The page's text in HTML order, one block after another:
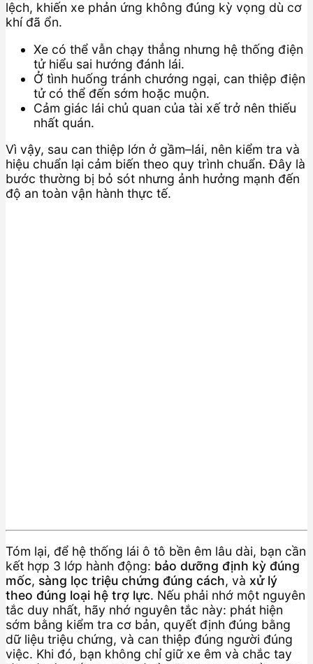
lệch, khiến xe phản ứng không đúng kỳ vọng dù cơ
khí đã ổn.
Xe có thể vẫn chạy thẳng nhưng hệ thống điện
tử hiểu sai hướng đánh lái.
Ở tình huống tránh chướng ngại, can thiệp điện
tử có thể đến sớm hoặc muộn.
Cảm giác lái chủ quan của tài xế trở nên thiếu
nhất quán.
Vì vậy, sau can thiệp lớn ở gầm–lái, nên kiểm tra và
hiệu chuẩn lại cảm biến theo quy trình chuẩn. Đây là
bước thường bị bỏ sót nhưng ảnh hưởng mạnh đến
độ an toàn vận hành thực tế.
Tóm lại, để hệ thống lái ô tô bền êm lâu dài, bạn cần
kết hợp 3 lớp hành động: bảo dưỡng định kỳ đúng
mốc, sàng lọc triệu chứng đúng cách, và xử lý
theo đúng loại hệ trợ lực. Nếu phải nhớ một nguyên
tắc duy nhất, hãy nhớ nguyên tắc này: phát hiện
sớm bằng kiểm tra cơ bản, quyết định đúng bằng
dữ liệu triệu chứng, và can thiệp đúng người đúng
việc. Khi đó, bạn không chỉ giữ xe êm và chắc tay